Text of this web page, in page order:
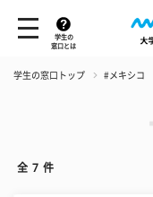
学生の
窓口とは
学生の窓口トップ #メキシコ
全 7 件